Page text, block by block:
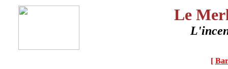
Le
[